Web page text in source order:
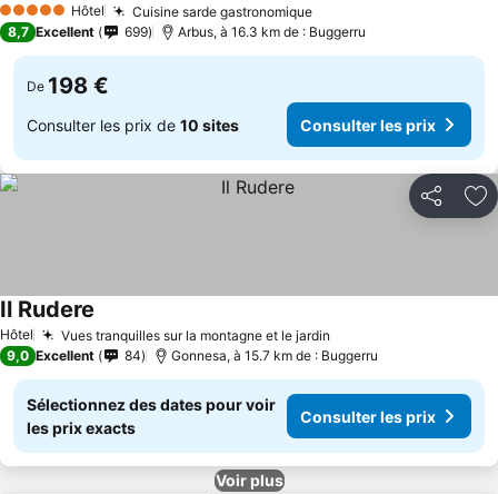
5 Étoiles Hôtel Cuisine sarde gastronomique
8,7 Excellent 699 Arbus, à 16.3 km de : Buggerru
De 198 €
Consulter les prix de 10 sites Consulter les prix
Partager
Hôtel Vues tranquilles sur la montagne et le jardin
Il Rudere
9,0 Excellent 84 Gonnesa, à 15.7 km de : Buggerru
Sélectionnez des dates pour voir
les prix exacts
Consulter les prix
Voir plus